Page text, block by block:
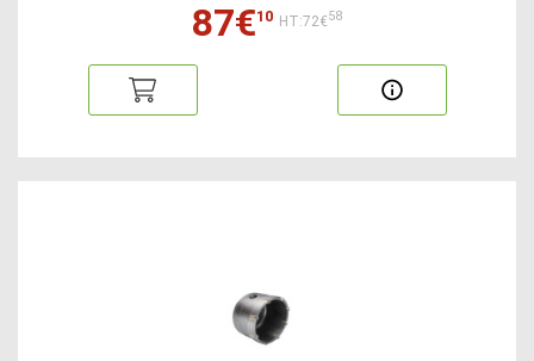
87€10 HT:72€58